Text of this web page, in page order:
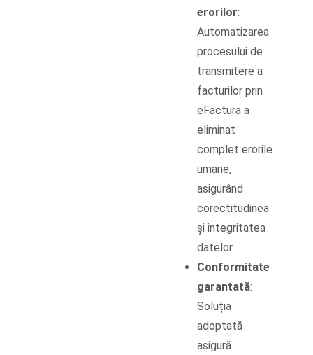
erorilor:
Automatizarea
procesului de
transmitere a
facturilor prin
eFactura a
eliminat
complet erorile
umane,
asigurând
corectitudinea
și integritatea
datelor.
Conformitate
garantată:
Soluția
adoptată
asigură